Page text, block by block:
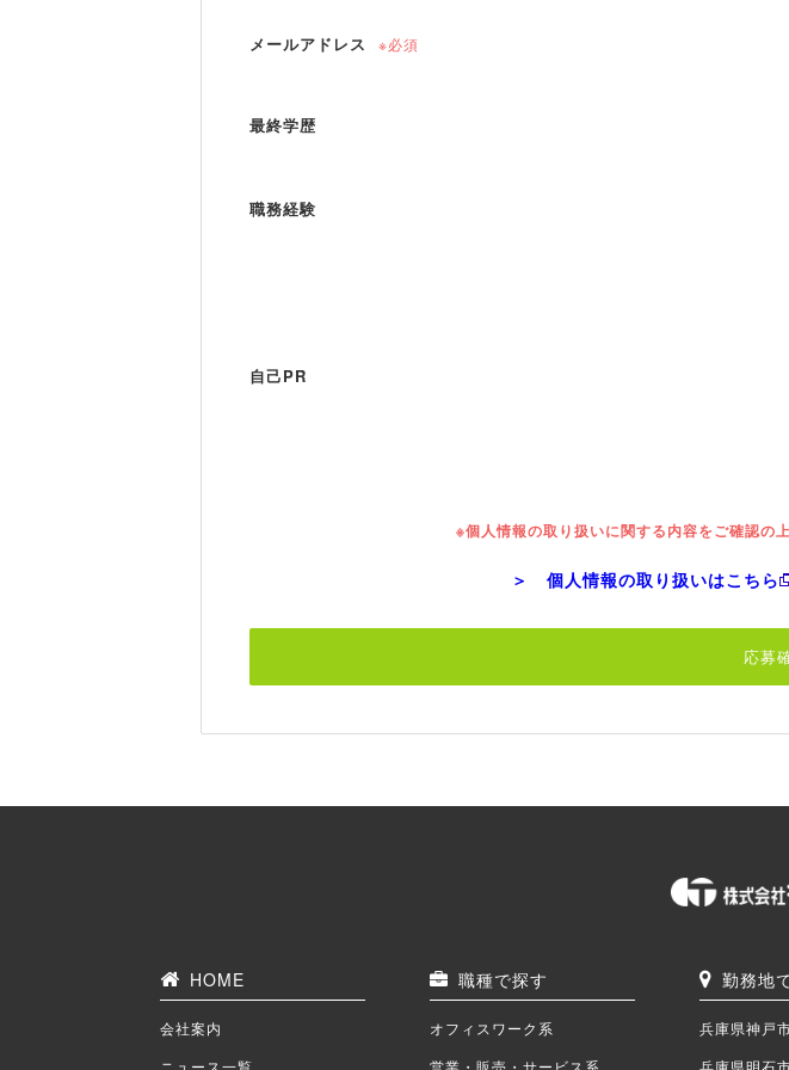
メールアドレス ※必須
最終学歴
職務経験
自己PR
※個人情報の取り扱いに関する内容をご確認の
＞ 個人情報の取り扱いはこちら
HOME
会社案内
職種で探す
オフィスワーク系
勤務地
兵庫県神戸